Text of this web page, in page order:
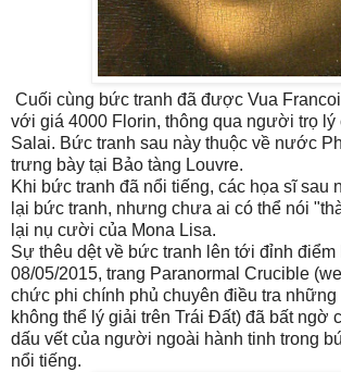
Cuối cùng bức tranh đã được Vua
với giá 4000 Florin, thông qua người trọ lý
Salai. Bức tranh sau này thuộc về nước
trưng bày tại Bảo tàng Louvre.
Khi bức tranh đã nổi tiếng, các họa sĩ sau
lại bức tranh, nhưng chưa ai có thể nói
lại nụ cười của Mona Lisa.
Sự thêu dệt về bức tranh lên tới đỉnh điểm
08/05/2015, trang Paranormal Crucible
chức phi chính phủ chuyên điều tra
không thể lý giải trên Trái Đất) đã bất ngờ
dấu vết của người ngoài hành tinh trong
nổi tiếng.